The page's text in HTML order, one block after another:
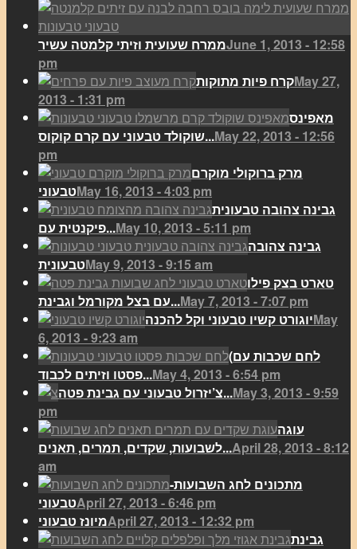
ממרח שעועית וזיתי קלמטה עשירJune 1, 2013 - 12:58
pm
קרח פיות מתוקותMay 27,
2013 - 1:31 pm
מאפינס
שוקולד טבעוני עם קרם קוקוס...May 22, 2013 - 12:56
pm
מרק ברוקולי מוקרם
טבעוניMay 16, 2013 - 4:03 pm
גבינה צהובה טבעונית
פיקנטית עם...May 10, 2013 - 5:11 pm
גבינה צהובה
טבעוניתMay 9, 2013 - 9:15 am
טארט בצק פילו
עם בצל מקורמל וגבינת...May 7, 2013 - 7:07 pm
יוגורט קשיו טבעוני וקל להכנהMay
6, 2013 - 9:23 am
(לחם שכבות עם
פסטו וזיתים לכבוד...May 4, 2013 - 6:54 pm
צ’יזרול טבעוני עם גבינת פטה...May 3, 2013 - 9:59
pm
עוגה
לשבועות, שקדים, תמרים, תאנים...April 28, 2013 - 8:12
am
מתכונים לחג השבועות-
טבעוניApril 27, 2013 - 6:46 pm
מיונז טבעוניApril 27, 2013 - 12:32 pm
גבינת